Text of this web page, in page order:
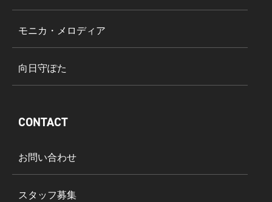
モニカ・メロディア
向日守ぽた
CONTACT
お問い合わせ
スタッフ募集